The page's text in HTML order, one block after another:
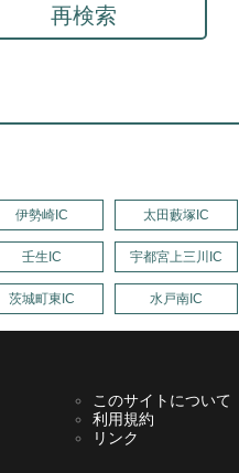
再検索
伊勢崎IC 太田藪塚IC
壬生IC 宇都宮上三川IC
茨城町東IC 水戸南IC
このサイトについて
利用規約
リンク